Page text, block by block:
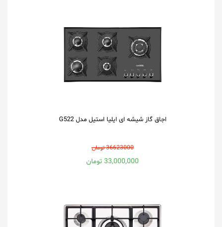
اجاق گاز شیشه ای ایلیا استیل مدل G522
36623000 تومان
33,000,000 تومان